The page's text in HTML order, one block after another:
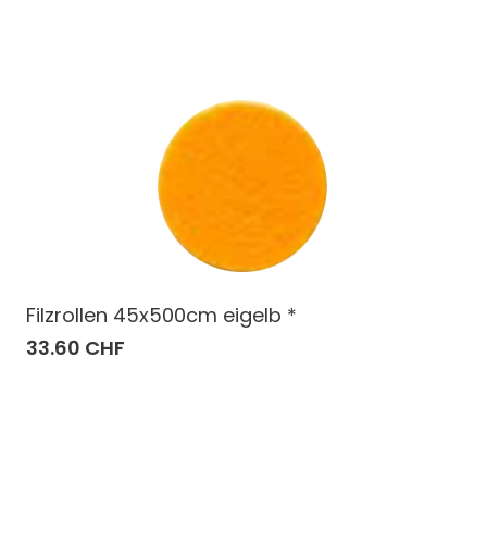
Filzrollen 45x500cm eigelb *
33.60 CHF